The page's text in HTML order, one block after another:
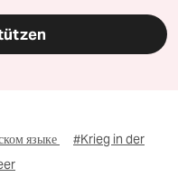
языке
#Krieg in der